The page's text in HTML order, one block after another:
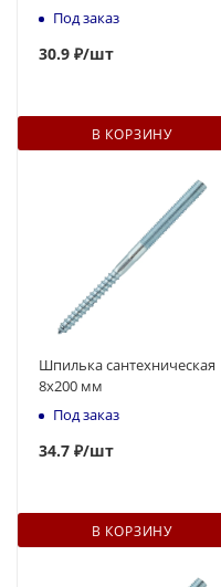
Под заказ
30.9 ₽/шт
В КОРЗИНУ
Шпилька сантехническая
8x200 мм
Под заказ
34.7 ₽/шт
В КОРЗИНУ